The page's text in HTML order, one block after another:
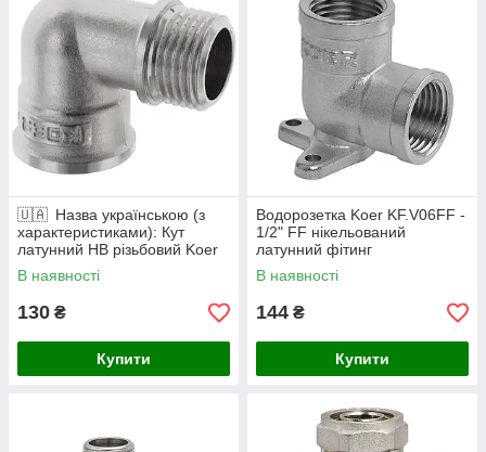
🇺🇦 Назва українською (з
характеристиками): Кут
латунний НВ різьбовий Koer
KF.L06MF 1/2" CW617N
нікельований, 40 бар, A=32
В наявності
130 ₴
Купити
Водорозетка Koer KF.V06FF -
1/2" FF нікельований
латунний фітинг
В наявності
144 ₴
Купити